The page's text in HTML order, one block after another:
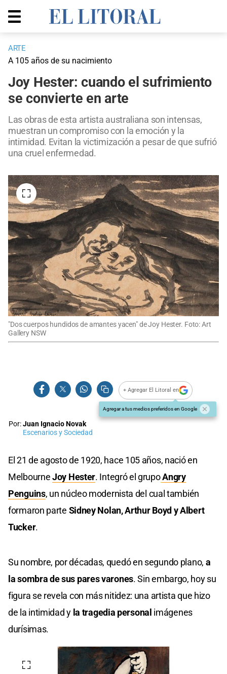
ARTE
A 105 años de su nacimiento
Joy Hester: cuando el sufrimiento
se convierte en arte
Las obras de esta artista australiana son intensas,
muestran un compromiso con la emoción y la
intimidad. Evitan la victimización a pesar de que sufrió
una cruel enfermedad.
"Dos cuerpos hundidos de amantes yacen" de Joy Hester. Foto: Art
Gallery NSW
+ Agregar El Litoral en
Agregar a tus medios preferidos en Google
Por:Juan Ignacio Novak
Escenarios y Sociedad
El 21 de agosto de 1920, hace 105 años, nació en
MelbourneJoy Hester. Integró el grupoAngry
Penguins, un núcleo modernista del cual también
formaron parte Sidney Nolan, Arthur Boyd y Albert
Tucker.
Su nombre, por décadas, quedó en segundo plano, a
la sombra de sus pares varones. Sin embargo, hoy su
figura se revela con más nitidez: una artista que hizo
de la intimidad y la tragedia personal imágenes
durísimas.